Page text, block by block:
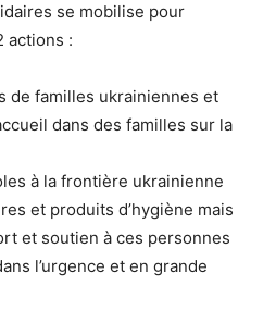
se mobilise pour
actions :
de familles ukrainiennes et
dans des familles sur la
à la frontière ukrainienne
et produits d’hygiène mais
et soutien à ces personnes
l’urgence et en grande